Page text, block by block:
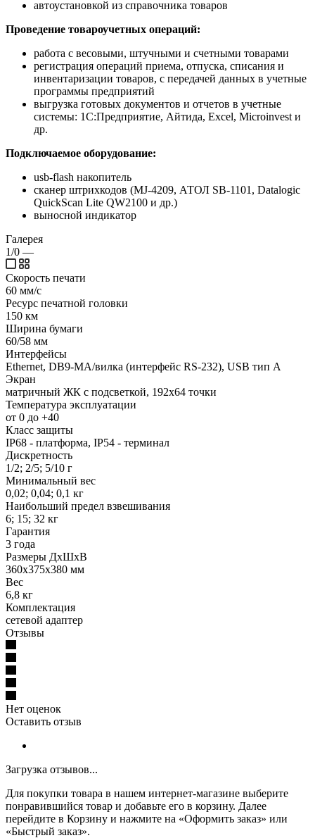
автоустановкой из справочника товаров
Проведение товароучетных операций:
работа с весовыми, штучными и счетными товарами
регистрация операций приема, отпуска, списания и
инвентаризации товаров, с передачей данных в учетные
программы предприятий
выгрузка готовых документов и отчетов в учетные
системы: 1С:Предприятие, Айтида, Excel, Microinvest и
др.
Подключаемое оборудование:
usb-flash накопитель
сканер штрихкодов (MJ-4209, АТОЛ SB-1101, Datalogic
QuickScan Lite QW2100 и др.)
выносной индикатор
Галерея
1/0 —
Скорость печати
60 мм/с
Ресурс печатной головки
150 км
Ширина бумаги
60/58 мм
Интерфейсы
Ethernet, DB9-MА/вилка (интерфейс RS-232), USB тип А
Экран
матричный ЖК с подсветкой, 192х64 точки
Температура эксплуатации
от 0 до +40
Класс защиты
IP68 - платформа, IP54 - терминал
Дискретность
1/2; 2/5; 5/10 г
Минимальный вес
0,02; 0,04; 0,1 кг
Наибольший предел взвешивания
6; 15; 32 кг
Гарантия
3 года
Размеры ДхШхВ
360х375х380 мм
Вес
6,8 кг
Комплектация
сетевой адаптер
Отзывы
Нет оценок
Оставить отзыв
Загрузка отзывов...
Для покупки товара в нашем интернет-магазине выберите
понравившийся товар и добавьте его в корзину. Далее
перейдите в Корзину и нажмите на «Оформить заказ» или
«Быстрый заказ».